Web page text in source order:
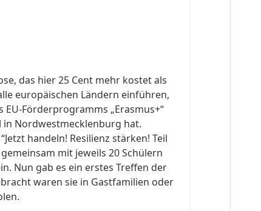
das hier 25 Cent mehr kostet als
europäischen Ländern einführen,
Förderprogramms „Erasmus+“
in Nordwestmecklenburg hat.
handeln! Resilienz stärken! Teil
mit jeweils 20 Schülern
Nun gab es ein erstes Treffen der
waren sie in Gastfamilien oder